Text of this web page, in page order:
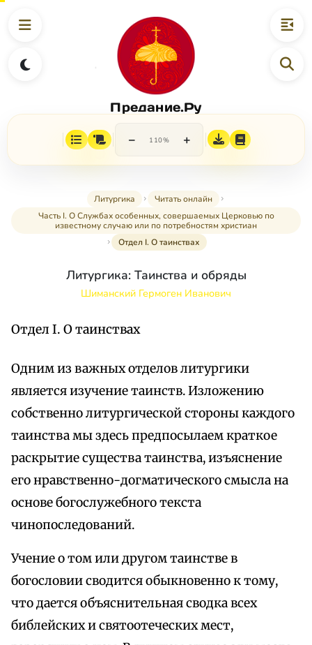
Предание.Ру
− 110% +
Литургика
Читать онлайн
Часть I. О Службах особенных, совершаемых Церковью по
известному случаю или по потребностям христиан
Отдел I. О таинствах
Литургика: Таинства и обряды
Шиманский Гермоген Иванович
Отдел I. О таинствах
Одним из важных отделов литургики
является изучение таинств. Изложению
собственно литургической стороны каждого
таинства мы здесь предпосылаем краткое
раскрытие существа таинства, изъяснение
его нравственно-догматического смысла на
основе богослужебного текста
чинопоследований.
Учение о том или другом таинстве в
богословии сводится обыкновенно к тому,
что дается объяснительная сводка всех
библейских и святоотеческих мест,